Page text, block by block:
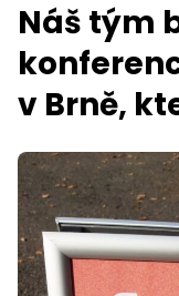
Náš tým
v Brně,